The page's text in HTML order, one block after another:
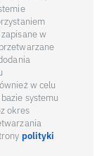
w
w celu
systemu
okres
polityki